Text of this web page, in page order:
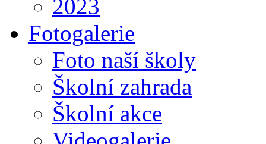
2023
Fotogalerie
Foto naší školy
Školní zahrada
Školní akce